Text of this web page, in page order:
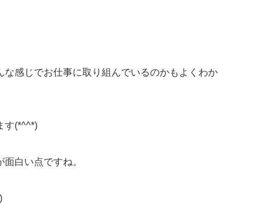
感じでお仕事に取り組んでいるのかもよくわか
す(*^^*)
白い点ですね。